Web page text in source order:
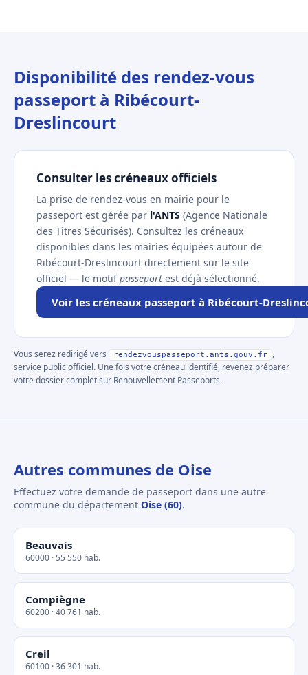
Disponibilité des rendez-vous
passeport à Ribécourt-
Dreslincourt
Consulter les créneaux officiels
La prise de rendez-vous en mairie pour le
passeport est gérée par l'ANTS (Agence Nationale
des Titres Sécurisés). Consultez les créneaux
disponibles dans les mairies équipées autour de
Ribécourt-Dreslincourt directement sur le site
officiel — le motifpasseport est déjà sélectionné.
Voir les créneaux passeport à Ribécourt-
Vous serez redirigé vers rendezvouspasseport.ants.gouv.fr
,
service public officiel. Une fois votre créneau identifié, revenez préparer
votre dossier complet sur Renouvellement Passeports.
Autres communes de Oise
Effectuez votre demande de passeport dans une autre
commune du département Oise (60).
Beauvais
60000 · 55 550 hab.
Compiègne
60200 · 40 761 hab.
Creil
60100 · 36 301 hab.